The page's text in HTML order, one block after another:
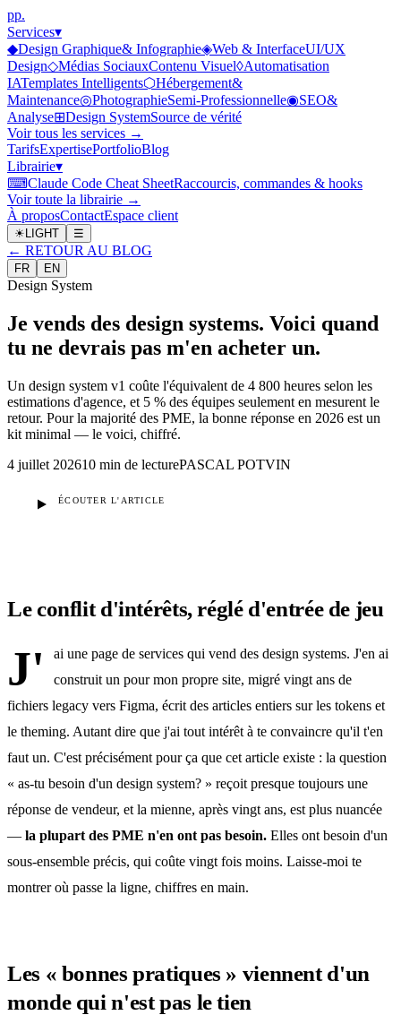
pp.
Services▾
◆Design Graphique& Infographie◈Web & InterfaceUI/UX
Design◇Médias SociauxContenu Visuel◊Automatisation
IATemplates Intelligents⬡Hébergement&
Maintenance◎PhotographieSemi-Professionnelle◉SEO&
Analyse⊞Design SystemSource de vérité
Voir tous les services →
TarifsExpertisePortfolioBlog
Librairie▾
⌨Claude Code Cheat SheetRaccourcis, commandes & hooks
Voir toute la librairie →
À proposContactEspace client
☀ LIGHT ☰
← RETOUR AU BLOG
FR EN
Design System
Je vends des design systems. Voici quand
tu ne devrais pas m'en acheter un.
Un design system v1 coûte l'équivalent de 4 800 heures selon les
estimations d'agence, et 5 % des équipes seulement en mesurent le
retour. Pour la majorité des PME, la bonne réponse en 2026 est un
kit minimal — le voici, chiffré.
4 juillet 202610 min de lecturePASCAL POTVIN
ÉCOUTER L'ARTICLE
Le conflit d'intérêts, réglé d'entrée de jeu
J'
ai une page de services qui vend des design systems. J'en ai
construit un pour mon propre site, migré vingt ans de
fichiers legacy vers Figma, écrit des articles entiers sur les tokens et
le theming. Autant dire que j'ai tout intérêt à te convaincre qu'il t'en
faut un. C'est précisément pour ça que cet article existe : la question
« as-tu besoin d'un design system? » reçoit presque toujours une
réponse de vendeur, et la mienne, après vingt ans, est plus nuancée
— la plupart des PME n'en ont pas besoin. Elles ont besoin d'un
sous-ensemble précis, qui coûte vingt fois moins. Laisse-moi te
montrer où passe la ligne, chiffres en main.
Les « bonnes pratiques » viennent d'un
monde qui n'est pas le tien